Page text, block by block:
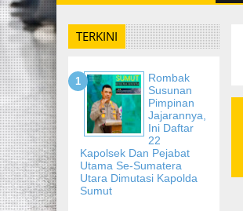
TERKINI
Rombak
Susunan
Pimpinan
Jajarannya,
Ini Daftar
22
Kapolsek Dan Pejabat
Utama Se-Sumatera
Utara Dimutasi Kapolda
Sumut